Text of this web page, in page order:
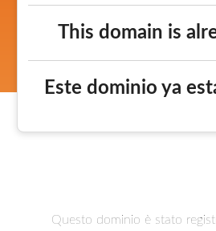
This domain is
Este dominio ya
Questo dominio è stato